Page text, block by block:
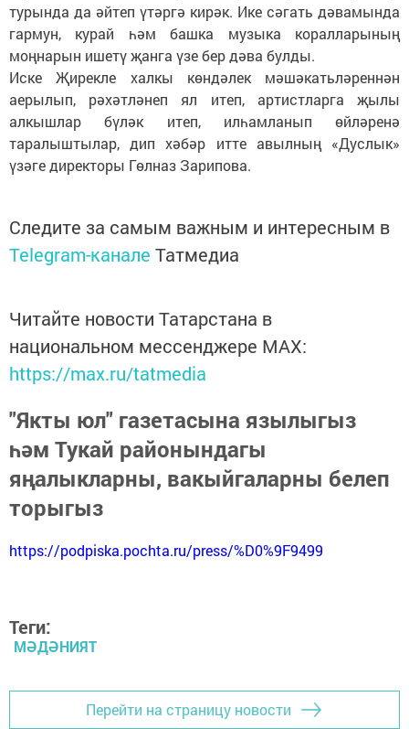
турында да әйтеп үтәргә кирәк. Ике сәгать дәвамында
гармун, курай һәм башка музыка коралларының
моңнарын ишетү җанга үзе бер дәва булды.
Иске Җирекле халкы көндәлек мәшәкатьләреннән
аерылып, рәхәтләнеп ял итеп, артистларга җылы
алкышлар бүләк итеп, илһамланып өйләренә
таралыштылар, дип хәбәр итте авылның «Дуслык»
үзәге директоры Гөлназ Зарипова.
Следите за самым важным и интересным в
Telegram-канале Татмедиа
Читайте новости Татарстана в
национальном мессенджере MАХ:
https://max.ru/tatmedia
"Якты юл" газетасына язылыгыз
һәм Тукай районындагы
яңалыкларны, вакыйгаларны белеп
торыгыз
https://podpiska.pochta.ru/press/%D0%9F9499
Теги:
МӘДӘНИЯТ
Перейти на страницу новости